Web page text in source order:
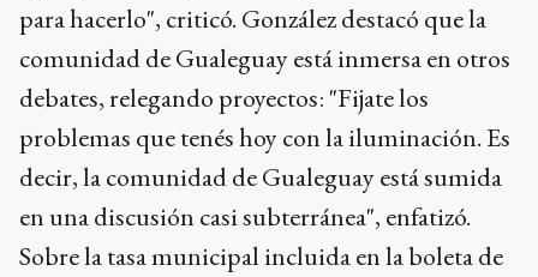
para hacerlo", criticó. González destacó que la
comunidad de Gualeguay está inmersa en otros
debates, relegando proyectos: "Fijate los
problemas que tenés hoy con la iluminación. Es
decir, la comunidad de Gualeguay está sumida
en una discusión casi subterránea", enfatizó.
Sobre la tasa municipal incluida en la boleta de